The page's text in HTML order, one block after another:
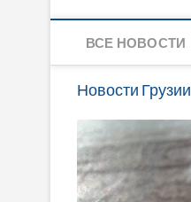
ВСЕ НОВОСТИ
Новости Грузии